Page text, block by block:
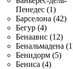
Пенедес (1)
Барселона (42)
Бегур (4)
Бенаавис (12)
Бенальмадена
Бенидорм (5)
Бениса (4)